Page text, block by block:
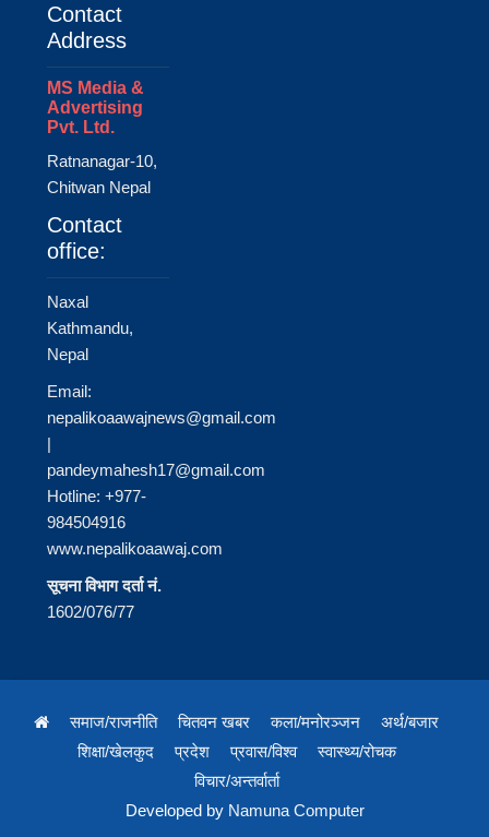
Contact
Address
MS Media &
Advertising
Pvt. Ltd.
Ratnanagar-10,
Chitwan Nepal
Contact
office:
Naxal
Kathmandu,
Nepal
Email:
nepalikoaawajnews@gmail.com
|
pandeymahesh17@gmail.com
Hotline: +977-
984504916
www.nepalikoaawaj.com
सूचना विभाग दर्ता नं.
1602/076/77
समाज/राजनीति चितवन खबर कला/मनोरञ्जन
अर्थ/बजार
शिक्षा/खेलकुद
प्रदेश प्रवास/विश्व
स्वास्थ्य/रोचक
विचार/अन्तर्वार्ता
Developed by Namuna Computer